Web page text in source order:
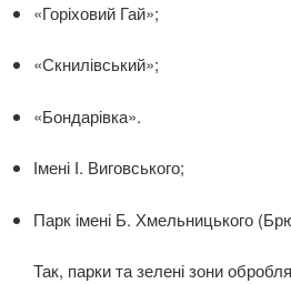
«Горіховий Гай»;
«Скнилівський»;
«Бондарівка».
Імені І. Виговського;
Парк імені Б. Хмельницького
Так, парки та зелені зони